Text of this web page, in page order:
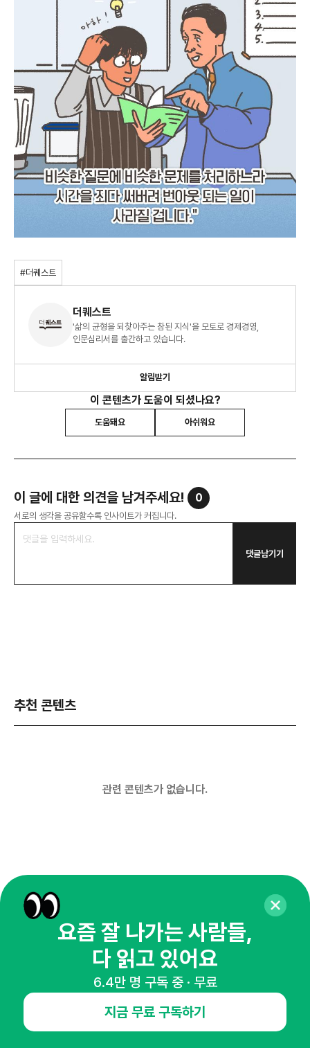
#더퀘스트
더퀘스트
'삶의 균형을 되찾아주는 참된 지식'을 모토로 경제경영,
인문심리서를 출간하고 있습니다.
알림받기
이 콘텐츠가 도움이 되셨나요?
도움돼요 아쉬워요
이 글에 대한 의견을 남겨주세요! 0
서로의 생각을 공유할수록 인사이트가 커집니다.
댓글남기기
추천 콘텐츠
관련 콘텐츠가 없습니다.
매주 화요일 아침,
마케팅 감각을 깨워 드릴게요!
65,043명의 마케터를 성장시키는 뉴스레터
요즘 잘 나가는 사람들,
다 읽고 있어요
6.4만 명 구독 중 · 무료
지금 무료 구독하기